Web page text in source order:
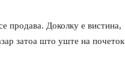
продава. Доколку е вистина,
затоа што уште на почеток